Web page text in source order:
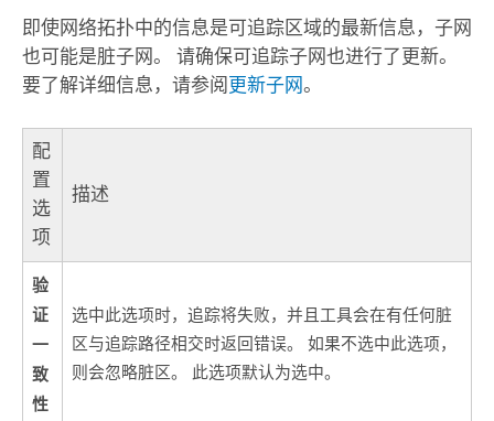
即使网络拓扑中的信息是可追踪区域的最新信息，子网
也可能是脏子网。 请确保可追踪子网也进行了更新。
要了解详细信息，请参阅更新子网。
配
置
选
项
描述
验
证
一
致
性
选中此选项时，追踪将失败，并且工具会在有任何脏
区与追踪路径相交时返回错误。 如果不选中此选项，
则会忽略脏区。 此选项默认为选中。